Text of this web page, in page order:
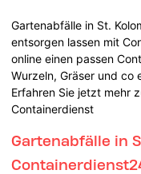
Gartenabfälle in St.
entsorgen lassen mit
online einen passen
Wurzeln, Gräser und co
Erfahren Sie jetzt mehr
Containerdienst
Gartenabfälle in